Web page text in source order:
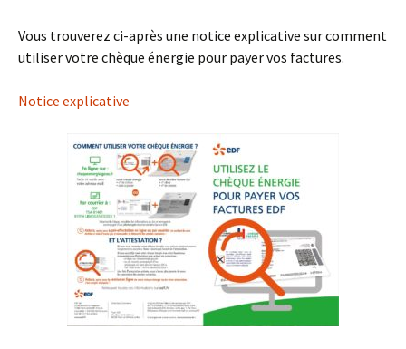
Vous trouverez ci-après une notice explicative sur comment
utiliser votre chèque énergie pour payer vos factures.
Notice explicative